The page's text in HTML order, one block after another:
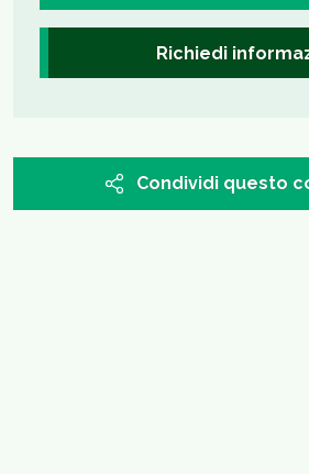
Richiedi
Condividi questo